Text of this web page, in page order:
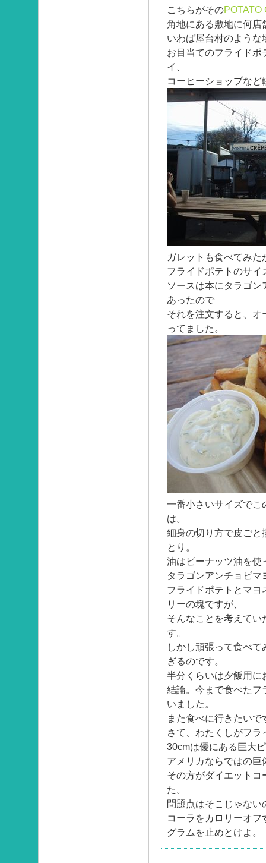
こちらがそのPOTATO
角地にある敷地に何店
いわば屋台村のような
お目当てのフライド
イ、
コーヒーショップな
ガレットも食べてみ
フライドポテトのサ
ソースは本にタラゴ
あったので
それを注文すると、
ってました。
一番小さいサイズでこ
は。
細身の切り方で皮ごと
とり。
油はピーナッツ油を使
タラゴンアンチョビ
フライドポテトとマ
リーの塊ですが、
そんなことを考えて
す。
しかし頑張って食べ
ぎるのです。
半分くらいは夕飯用に
結論。今まで食べたフ
いました。
また食べに行きたいで
さて、わたくしがフ
30cmは優にある巨大
アメリカならではの
その方がダイエット
た。
問題点はそこじゃない
コーラをカロリーオ
グラムを止めとけよ。